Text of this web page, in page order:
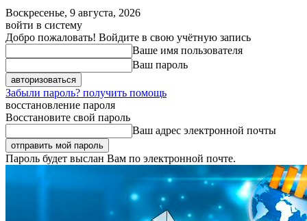
Воскресенье, 9 августа, 2026
войти в систему
Добро пожаловать! Войдите в свою учётную запись
Ваше имя пользователя
Ваш пароль
Забыли пароль? получить помощь
восстановление пароля
Восстановите свой пароль
Ваш адрес электронной почты
Пароль будет выслан Вам по электронной почте.